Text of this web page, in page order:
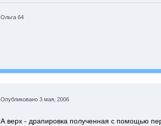
Ольга 64
Опубликовано 3 мая, 2006
А верх - драпировка полученная с помощью